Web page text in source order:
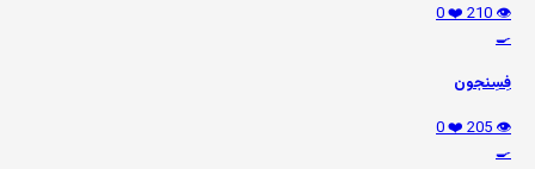
👁️ 210
❤️ 0
🍳
فِسِنجون
👁️ 205
❤️ 0
🍳